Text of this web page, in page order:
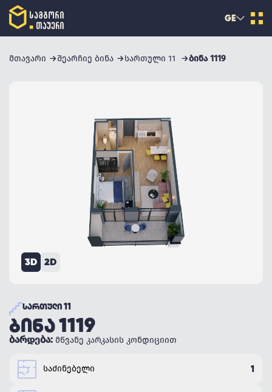
GE
მთავარი შეარჩიე ბინა სართული 11 ბინა 1119
3D 2D
ᲡᲐᲠᲗᲣᲚᲘ 11
ᲑᲘᲜᲐ 1119
ბარდება: მწვანე კარკასის კონდიციით
საძინებელი 1